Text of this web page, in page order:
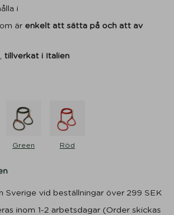
i
är enkelt att sätta på och att av
tillverkat i Italien
Green Röd
Sverige vid beställningar över 299 SEK
inom 1-2 arbetsdagar (Order skickas